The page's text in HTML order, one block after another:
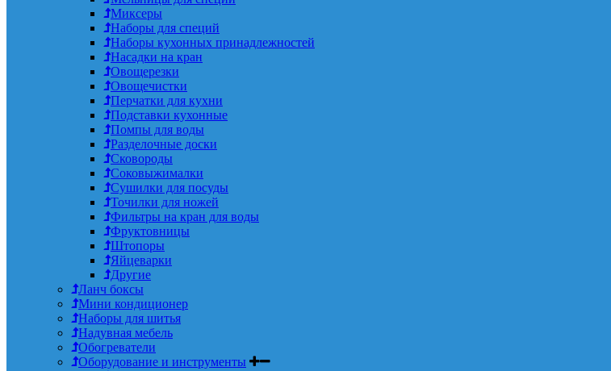
Миксеры
Наборы для специй
Наборы кухонных принадлежностей
Насадки на кран
Овощерезки
Овощечистки
Перчатки для кухни
Подставки кухонные
Помпы для воды
Разделочные доски
Сковороды
Соковыжималки
Сушилки для посуды
Точилки для ножей
Фильтры на кран для воды
Фруктовницы
Штопоры
Яйцеварки
Другие
Ланч боксы
Мини кондиционер
Наборы для шитья
Надувная мебель
Обогреватели
Оборудование и инструменты